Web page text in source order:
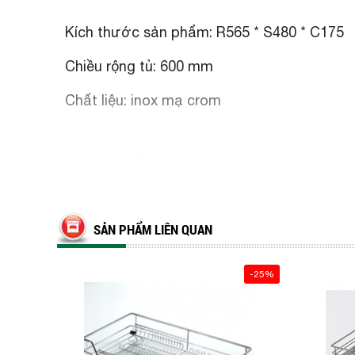
Kích thước sản phẩm: R565 * S480 * C175
Chiều rộng tủ: 600 mm
Chất liệu: inox mạ crom
ES61260
R565 * S480 * C175
ES61270
R665 * S480 * C175 700
R715 * S480 * C175
ES61290
R865 * S480 * C175
SẢN PHẨM LIÊN QUAN
-25%